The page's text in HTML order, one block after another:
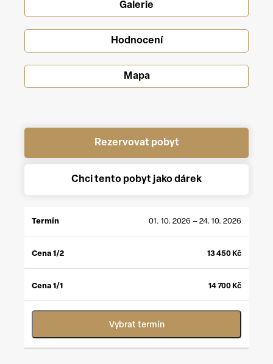
Galerie
Hodnocení
Mapa
Rezervovat pobyt
Chci tento pobyt jako dárek
1/2*
CENA
1/1**
01. 10. 2026 – 24. 10. 2026
13 450 Kč
14 700 Kč
Vybrat termín